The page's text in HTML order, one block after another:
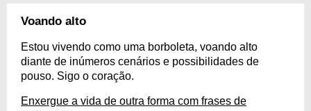
Voando alto
Estou vivendo como uma borboleta, voando alto
diante de inúmeros cenários e possibilidades de
pouso. Sigo o coração.
Enxergue a vida de outra forma com frases de